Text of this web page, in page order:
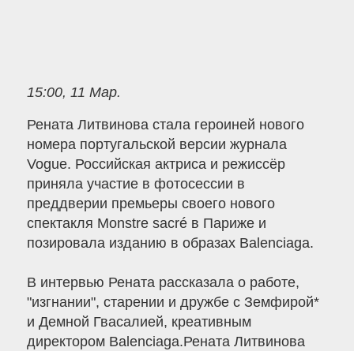
15:00, 11 Мар.
Рената Литвинова стала героиней нового
номера португальской версии журнала
Vogue. Российская актриса и режиссёр
приняла участие в фотосессии в
преддверии премьеры своего нового
спектакля Monstre sacré в Париже и
позировала изданию в образах Balenciaga.
В интервью Рената рассказала о работе,
"изгнании", старении и дружбе с Земфирой*
и Демной Гвасалией, креативным
директором Balenciaga.Рената Литвинова